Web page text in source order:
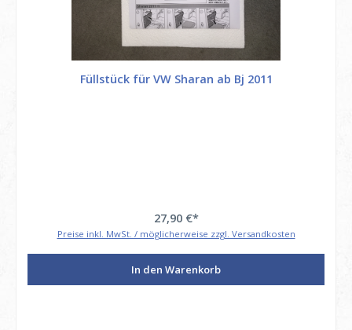
Füllstück für VW Sharan ab Bj 2011
27,90 €*
Preise inkl. MwSt. / möglicherweise zzgl. Versandkosten
In den Warenkorb